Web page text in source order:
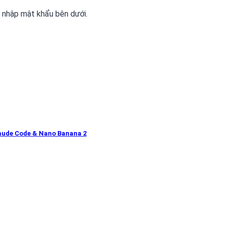
mật khẩu bên dưới.
Code & Nano Banana 2